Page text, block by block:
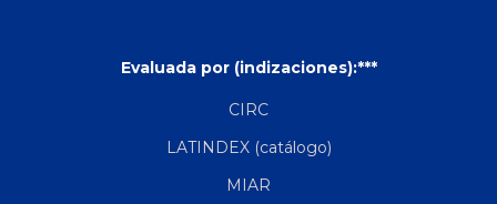
Evaluada por (indizaciones):***
CIRC
LATINDEX (catálogo)
MIAR